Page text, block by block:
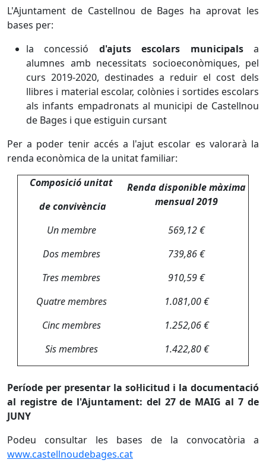
L'Ajuntament de Castellnou de Bages ha aprovat les
bases per:
la concessió d'ajuts escolars municipalsa
alumnes amb necessitats socioeconòmiques, pel
curs 2019-2020, destinades a reduir el cost dels
llibres i material escolar, colònies i sortides escolars
als infants empadronats al municipi de Castellnou
de Bages i que estiguin cursant
Per a poder tenir accés a l'ajut escolar es valorarà la
renda econòmica de la unitat familiar:
Composició unitat
de convivència
Renda disponible màxima
mensual 2019
Un membre
569,12 €
Dos membres
739,86 €
Tres membres
910,59 €
Quatre membres
1.081,00 €
Cinc membres
1.252,06 €
Sis membres
1.422,80 €
Període per presentar la sol·licitud i la documentació
al registre de l'Ajuntament: del 27 de MAIG al 7 de
JUNY
Podeu consultar les bases de la convocatòria a
www.castellnoudebages.cat